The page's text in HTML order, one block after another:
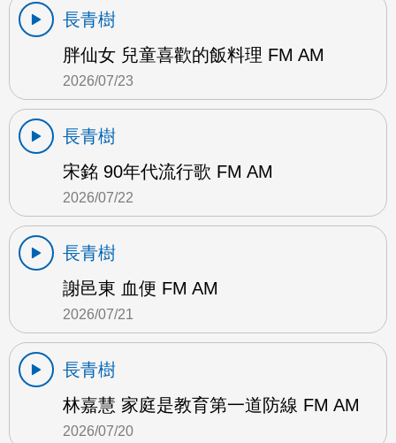
長青樹
胖仙女 兒童喜歡的飯料理 FM AM
2026/07/23
長青樹
宋銘 90年代流行歌 FM AM
2026/07/22
長青樹
謝邑東 血便 FM AM
2026/07/21
長青樹
林嘉慧 家庭是教育第一道防線 FM AM
2026/07/20